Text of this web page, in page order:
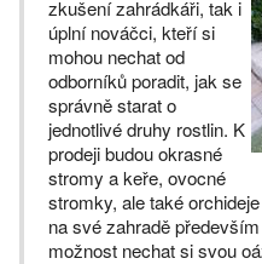
zkušení zahrádkáři, tak i
úplní nováčci, kteří si
mohou nechat od
odborníků poradit, jak se
správně starat o
jednotlivé druhy rostlin. K
prodeji budou okrasné
stromy a keře, ovocné
stromky, ale také
na své zahradě
možnost nechat si svou